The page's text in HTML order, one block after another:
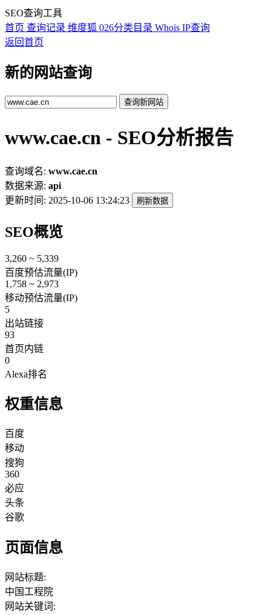
SEO查询工具
首页 查询记录 维度狐 026分类目录 Whois IP查询
返回首页
新的网站查询
查询新网站
www.cae.cn - SEO分析报告
查询域名: www.cae.cn
数据来源: api
更新时间: 2025-10-06 13:24:23 刷新数据
SEO概览
3,260 ~ 5,339
百度预估流量(IP)
1,758 ~ 2,973
移动预估流量(IP)
5
出站链接
93
首页内链
0
Alexa排名
权重信息
百度
移动
搜狗
360
必应
头条
谷歌
页面信息
网站标题:
中国工程院
网站关键词: